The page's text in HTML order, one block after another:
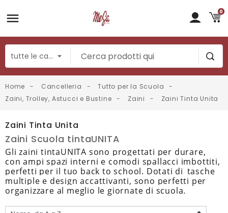
0
Home Cancelleria
Tutto per la Scuola
Zaini, Trolley, Astucci e Bustine
Zaini Zaini Tinta Unita
Zaini Tinta Unita
Zaini Scuola tintaUNITA
Gli zaini tintaUNITA sono progettati per durare,
con ampi spazi interni e comodi spallacci imbottiti,
perfetti per il tuo back to school. Dotati di tasche
multiple e design accattivanti, sono perfetti per
organizzare al meglio le giornate di scuola.